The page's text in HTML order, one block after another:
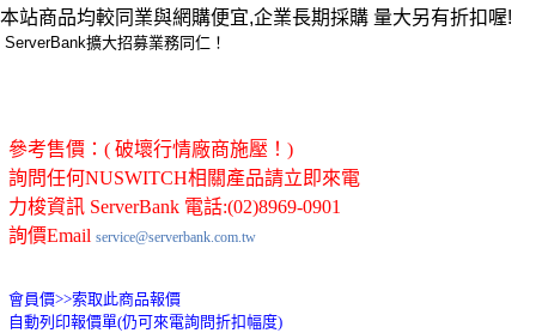
本站商品均較同業與網購便宜,企業長期採購 量大另有折扣喔!
ServerBank擴大招募業務同仁！
參考售價：( 破壞行情廠商施壓！)
詢問任何NUSWITCH相關產品請立即來電
力梭資訊 ServerBank 電話:(02)8969-0901
詢價Email service@serverbank.com.tw
會員價>>索取此商品報價
自動列印報價單(仍可來電詢問折扣幅度)